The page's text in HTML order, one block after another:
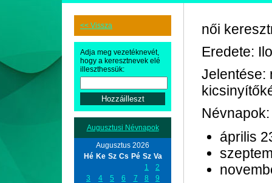
<< Vissza
Adja meg vezetéknevét,
hogy a keresztnevek elé
illeszthessük:
Augusztusi Névnapok
Augusztus 2026
Hé Ke Sz Cs Pé Sz Va
1
2
3
4 5 6 7 8
9
női
Eredete:
Jelentése:
Névnapok:
április